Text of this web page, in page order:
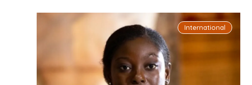
International